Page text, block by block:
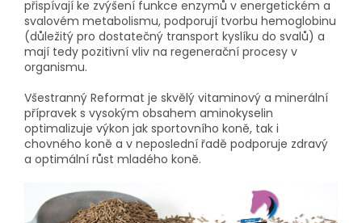
přispívají ke zvýšení funkce enzymů v energetickém a
svalovém metabolismu, podporují tvorbu hemoglobinu
(důležitý pro dostatečný transport kyslíku do svalů) a
mají tedy pozitivní vliv na regenerační procesy v
organismu.
Všestranný Reformat je skvělý vitaminový a minerální
přípravek s vysokým obsahem aminokyselin
optimalizuje výkon jak sportovního koně, tak i
chovného koně a v neposlední řadě podporuje zdravý
a optimální růst mladého koně.